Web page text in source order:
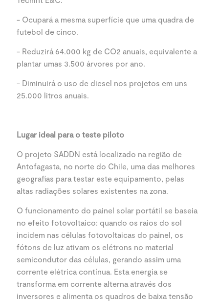
- Ocupará a mesma superfície que uma quadra de
futebol de cinco.
- Reduzirá 64.000 kg de CO2 anuais, equivalente a
plantar umas 3.500 árvores por ano.
- Diminuirá o uso de diesel nos projetos em uns
25.000 litros anuais.
Lugar ideal para o teste piloto
O projeto SADDN está localizado na região de
Antofagasta, no norte do Chile, uma das melhores
geografias para testar este equipamento, pelas
altas radiações solares existentes na zona.
O funcionamento do painel solar portátil se baseia
no efeito fotovoltaico: quando os raios do sol
incidem nas células fotovoltaicas do painel, os
fótons de luz ativam os elétrons no material
semicondutor das células, gerando assim uma
corrente elétrica contínua. Esta energia se
transforma em corrente alterna através dos
inversores e alimenta os quadros de baixa tensão